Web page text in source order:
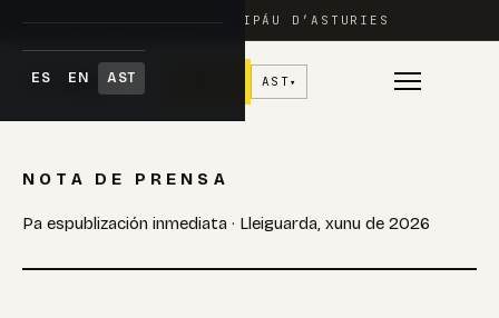
FESTIVAL ADAR · PRINCIPÁU D’ASTURIES
AST▾
ES EN AST
NOTA DE PRENSA
Pa espublización inmediata · Lleiguarda, xunu de 2026